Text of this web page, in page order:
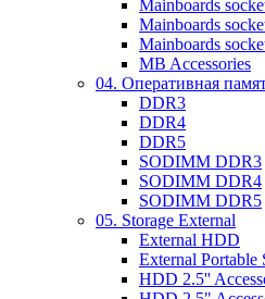
Mainboards
Mainboards
Mainboards
MB Accessories
04. Оперативная
DDR3
DDR4
DDR5
SODIMM DDR3
SODIMM DDR4
SODIMM DDR5
05. Storage External
External HDD
External Portable
HDD 2.5''